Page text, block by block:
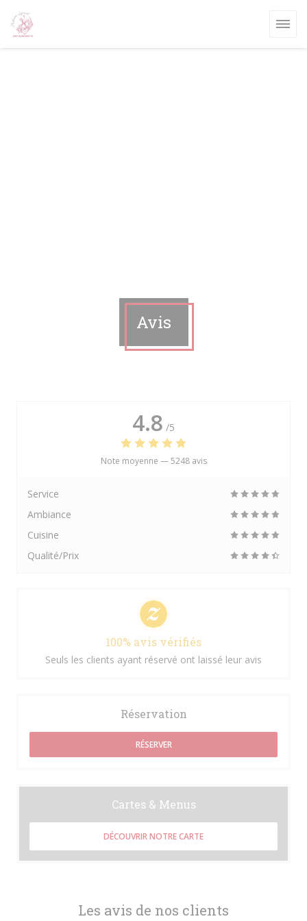
Avis
Les avis de nos clients
4.8 /5
Note moyenne —5248 avis
Service
Ambiance
Cuisine
Qualité/Prix
100% avis vérifiés
Seuls les clients ayant réservé ont laissé leur avis
Réservation
RÉSERVER
Cartes & Menus
DÉCOUVRIR NOTRE CARTE